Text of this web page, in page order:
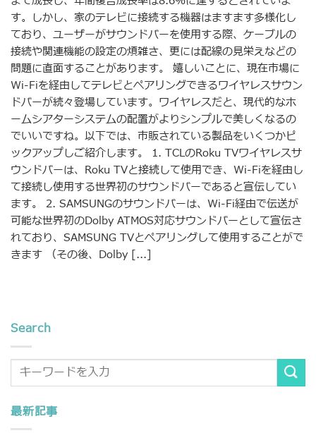
す。しかし、家のテレビに接続する機器はますます多様化し
ており、ユーザーがサウンドバーを使用する際、ケーブルの
接続や関連機能の設定の煩雑さ、更には配線の見栄えなどの
問題に直面することがあります。 嬉しいことに、現在市場に
Wi-Fiを経由してテレビとペアリングできるワイヤレスサウン
ドバーが続々登場しています。ワイヤレスだと、現代的なホ
ームシアターシステムの配置がよりシンプルで美しくなるの
でいいですね。以下では、市販されている製品をいくつかピ
ックアップしご紹介します。 1. TCLのRoku TVワイヤレスサ
ウンドバーは、Roku TVと接続して使用でき、Wi-Fiを経由し
て接続し使用する世界初のサウンドバーであると宣伝してい
ます。 2. SAMSUNGのサウンドバーは、Wi-Fi経由で伝送が
可能な世界初のDolby ATMOS対応サウンドバーとして宣伝さ
れており、SAMSUNG TVとペアリングして使用することがで
きます （その後、Dolby [...]
Search
最新記事